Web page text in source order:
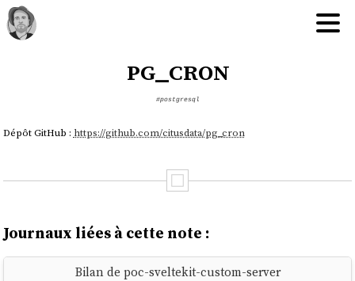
pg_cron
#postgresql
Dépôt GitHub : https://github.com/citusdata/pg_cron
Journaux liées à cette note :
Bilan de poc-sveltekit-custom-server